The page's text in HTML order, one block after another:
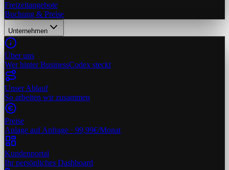
Freizeitangebote
Buchung & Preise
Unternehmen
Über uns
Wer hinter BusinessCodex steckt
Unser Ablauf
So arbeiten wir zusammen
Preise
Anlage auf Anfrage · 99,99€/Monat
Kundenportal
Ihr persönliches Dashboard